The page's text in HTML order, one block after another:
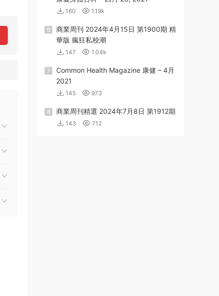
160 1.19k
6
商業周刊 2024年4月15日 第1900期 精
華版 瘋狂私校潮
147 1.04k
7
Common Health Magazine 康健 – 4月
2021
145 973
8 商業周刊精選 2024年7月8日 第1912期
143 712